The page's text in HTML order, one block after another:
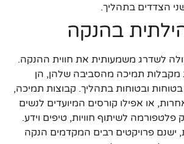
הצדדים בתהליך.
בהנקה
לשדרג משמעותית את חווית ההנקה.
מקבלות תמיכה מהסביבה שלהן, הן
בטוחות ובטוחות בתהליך. קבוצות תמיכה,
או אפילו קורסים המיועדים לנשים
פלטפורמה לשיתוף חוויות, טיפים וידע.
ישנם פרויקטים רבים המקדמים הנקה